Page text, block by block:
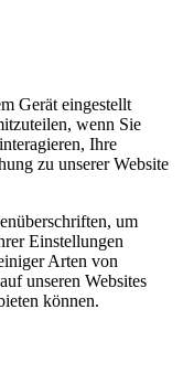
Gerät eingestellt
wenn Sie
Ihre
zu unserer Website
um
Einstellungen
Arten von
unseren Websites
können.